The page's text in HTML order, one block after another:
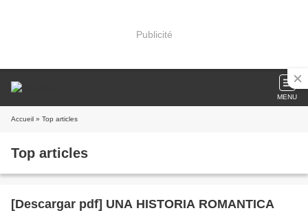
Publicité
MENU
Accueil » Top articles
Top articles
[Descargar pdf] UNA HISTORIA ROMANTICA